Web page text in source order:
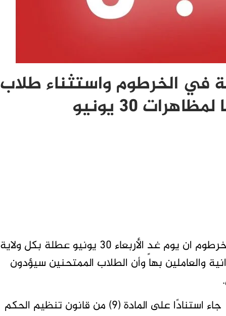
في الخرطوم واستثناء طلاب
30 يونيو
ان
يوم غدٍ الأربعاء 30 يونيو عطلة بكل ولاية
والعاملين بها وأن الطلاب الممتحنين سيؤدون
وقال والي الخرطوم ايمن خالد نمر ان القرار جاء استنادًا على المادة (9) من قانون تنظيم الحكم